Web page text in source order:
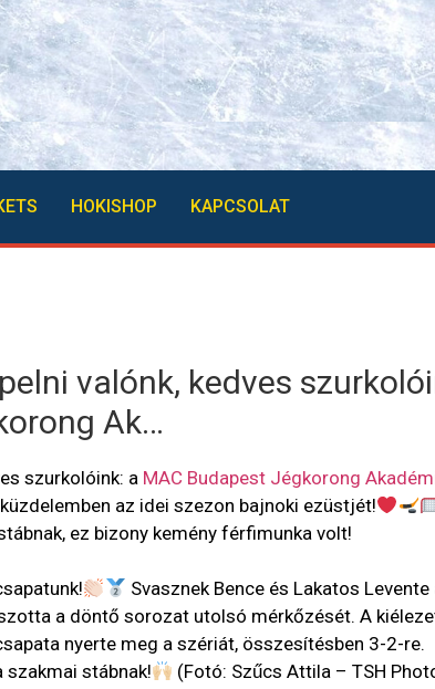
HOKISHOP KAPCSOLAT
valónk, kedves
Ak…
szurkolóink: a MAC Budapest Jégkorong
az idei szezon bajnoki ezüstjét!
ez bizony kemény férfimunka volt!
Svasznek Bence és Lakatos Levente
a döntő sorozat utolsó mérkőzését. A
nyerte meg a szériát, összesítésben 3-2-re.
szakmai stábnak!
(Fotó: Szűcs Attila – TSH